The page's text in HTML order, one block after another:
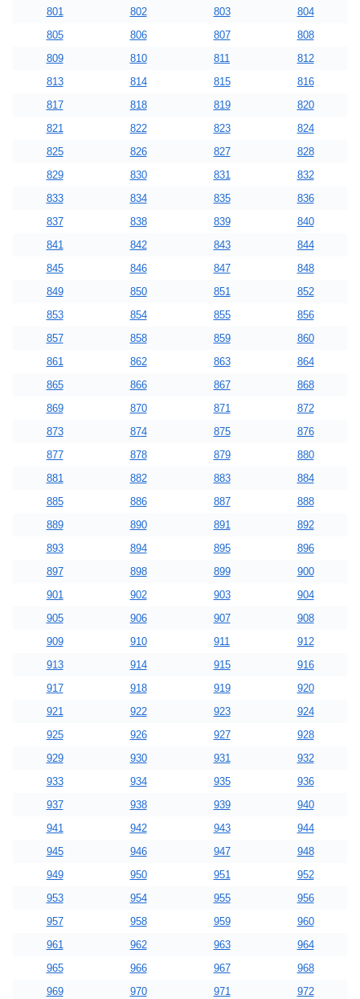
801 802 803
804
805
806 807
808
809
810 811
812
813
814 815
816
817
818 819
820
821
822 823
824
825
826 827
828
829
830 831
832
833
834 835
836
837
838 839
840
841
842 843
844
845
846 847
848
849
850 851
852
853
854 855
856
857
858 859
860
861
862 863
864
865
866 867
868
869
870 871
872
873
874 875
876
877
878 879
880
881
882 883
884
885
886 887
888
889
890 891
892
893
894 895
896
897
898 899
900
901
902 903
904
905
906 907
908
909
910 911
912
913
914 915
916
917
918 919
920
921
922 923
924
925
926 927
928
929
930 931
932
933
934 935
936
937
938 939
940
941
942 943
944
945
946 947
948
949
950 951
952
953
954 955
956
957
958 959
960
961
962 963
964
965
966 967
968
969
970 971
972